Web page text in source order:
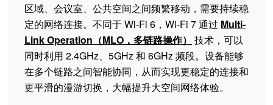
区域、会议室、公共空间之间频繁移动，需要持续稳
定的网络连接。不同于 Wi-Fi 6，Wi-Fi 7 通过 Multi-
Link Operation（MLO，多链路操作） 技术，可以
同时利用 2.4GHz、5GHz 和 6GHz 频段。设备能够
在多个链路之间智能协同，从而实现更稳定的连接和
更平滑的漫游切换，大幅提升大空间网络体验。